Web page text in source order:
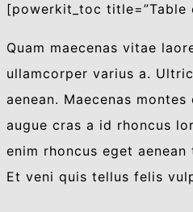
[powerkit_toc title=”Table
Quam maecenas vitae
ullamcorper varius a.
aenean. Maecenas
augue cras a id rhoncus
enim rhoncus eget
Et veni quis tellus felis